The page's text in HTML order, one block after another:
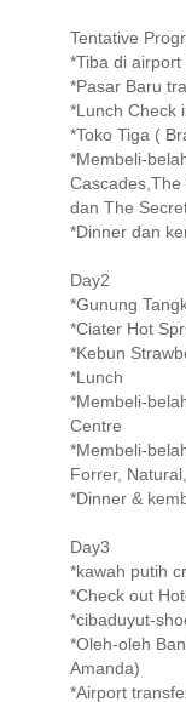
Tentative
*Tiba di airport
*Pasar Baru
*Lunch Check
*Toko Tiga (
*Membeli-
dan The
*Dinner dan
Day2
*Gunung
*Ciater Hot
*Kebun
*Lunch
*Membeli-
Centre
*Membeli-
Forrer,
*Dinner &
Day3
*kawah putih
*Check out
*cibaduyut-
*Oleh-oleh
Amanda)
*Airport